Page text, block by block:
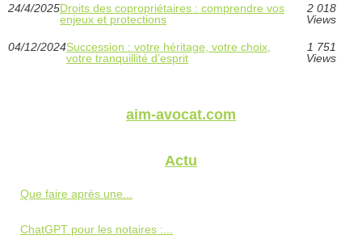
24/4/2025Droits des copropriétaires : comprendre vos
enjeux et protections
2 018
Views
04/12/2024Succession : votre héritage, votre choix,
votre tranquillité d’esprit
1 751
Views
aim-avocat.com
Actu
Que faire après une...
ChatGPT pour les notaires :...